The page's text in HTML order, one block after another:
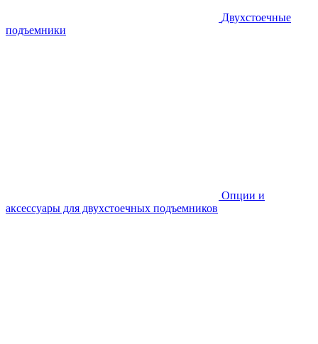
Двухстоечные
подъемники
Опции и
аксессуары для двухстоечных подъемников